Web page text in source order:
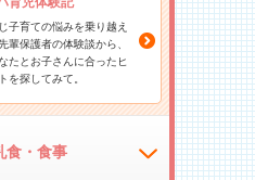
子育ての悩みを乗り越え
輩保護者の体験談から、
たとお子さんに合ったヒ
を探してみて。
食・食事